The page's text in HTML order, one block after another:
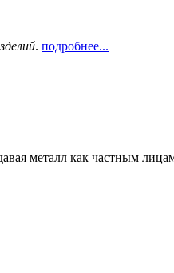
. подробнее...
металл как частным